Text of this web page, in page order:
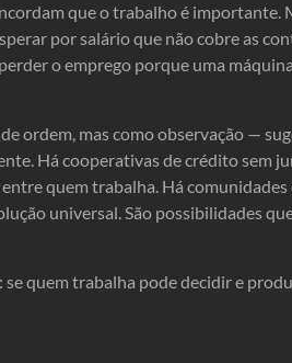
que o trabalho é
por salário que não cobre as
o emprego porque uma
ordem, mas como observação —
Há cooperativas de crédito sem
quem trabalha. Há
universal. São possibilidades
quem trabalha pode decidir e